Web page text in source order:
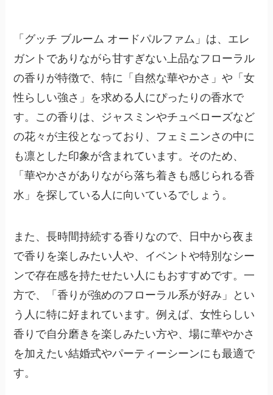
「グッチ ブルーム オードパルファム」は、エレ
ガントでありながら甘すぎない上品なフローラル
の香りが特徴で、特に「自然な華やかさ」や「女
性らしい強さ」を求める人にぴったりの香水で
す。この香りは、ジャスミンやチュベローズなど
の花々が主役となっており、フェミニンさの中に
も凛とした印象が含まれています。そのため、
「華やかさがありながら落ち着きも感じられる香
水」を探している人に向いているでしょう。
また、長時間持続する香りなので、日中から夜ま
で香りを楽しみたい人や、イベントや特別なシー
ンで存在感を持たせたい人にもおすすめです。一
方で、「香りが強めのフローラル系が好み」とい
う人に特に好まれています。例えば、女性らしい
香りで自分磨きを楽しみたい方や、場に華やかさ
を加えたい結婚式やパーティーシーンにも最適で
す。